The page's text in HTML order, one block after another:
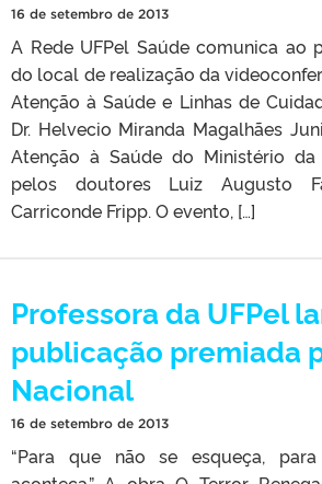
16 de setembro de 2013
A Rede UFPel Saúde comunica ao
do local de realização da
Atenção à Saúde e Linhas de
Dr. Helvecio Miranda Magalhães
Atenção à Saúde do Ministério
pelos doutores Luiz Augusto
Carriconde Fripp. O evento, […]
Professora da UFPel
publicação premiada
Nacional
16 de setembro de 2013
“Para que não se esqueça,